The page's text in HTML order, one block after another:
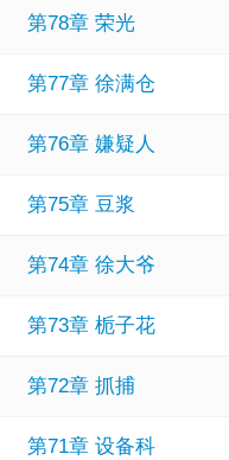
有的人一时冲动，悔之晚
……
一朝重生到1993年，姜凌
第78章 荣光
第77章 徐满仓
第76章 嫌疑人
第75章 豆浆
第74章 徐大爷
第73章 栀子花
第72章 抓捕
第71章 设备科